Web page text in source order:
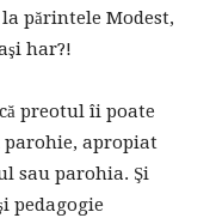
părintele Modest,
har?!
preotul îi poate
parohie, apropiat
sau parohia. Şi
pedagogie